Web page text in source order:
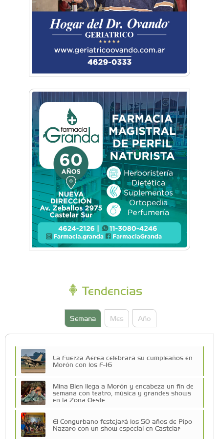
Tendencias
Semana Mes Año
La Fuerza Aérea celebrará su cumpleaños en
Morón con los F-16
Mina Bien llega a Morón y encabeza un fin de
semana con teatro, música y grandes shows
en la Zona Oeste
El Congurbano festejará los 50 años de Pipo
Nazaro con un show especial en Castelar